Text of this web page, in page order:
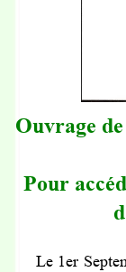
Ouvrage
Pour
Le 1er